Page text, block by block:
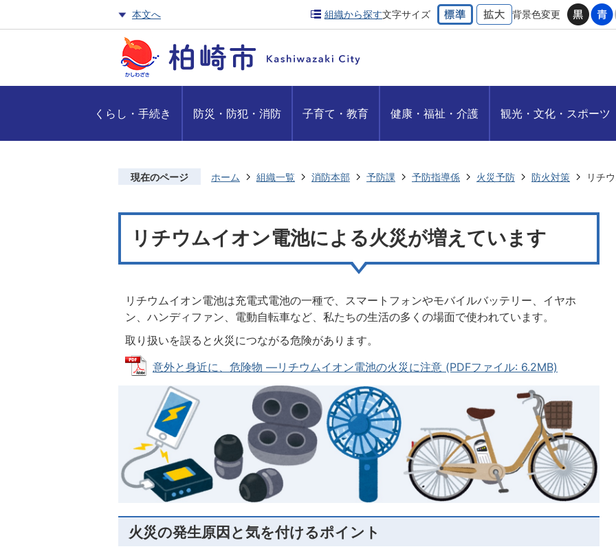
本文へ 組織から探す文字サイズ 背景色変更
くらし・手続き 防災・防犯・消防 子育て・教育 健康・福祉・介護 観光・文化・スポーツ
現在のページ ホーム 組織一覧 消防本部 予防課 予防指導係 火災予防 防火対策 リチ
リチウムイオン電池による火災が増えています
リチウムイオン電池は充電式電池の一種で、スマートフォンやモバイルバッテリー、イヤホ
ン、ハンディファン、電動自転車など、私たちの生活の多くの場面で使われています。
取り扱いを誤ると火災につながる危険があります。
意外と身近に、危険物 ―リチウムイオン電池の火災に注意 (PDFファイル: 6.2MB)
火災の発生原因と気を付けるポイント